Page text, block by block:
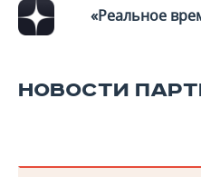
«Реальное
НОВОСТИ